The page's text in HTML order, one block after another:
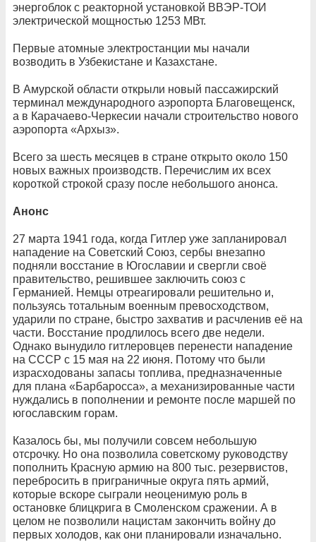
энергоблок с реакторной установкой ВВЭР-ТОИ
электрической мощностью 1253 МВт.
Первые атомные электростанции мы начали
возводить в Узбекистане и Казахстане.
В Амурской области открыли новый пассажирский
терминал международного аэропорта Благовещенск,
а в Карачаево-Черкесии начали строительство нового
аэропорта «Архыз».
Всего за шесть месяцев в стране открыто около 150
новых важных производств. Перечислим их всех
короткой строкой сразу после небольшого анонса.
Анонс
27 марта 1941 года, когда Гитлер уже запланировал
нападение на Советский Союз, сербы внезапно
подняли восстание в Югославии и свергли своё
правительство, решившее заключить союз с
Германией. Немцы отреагировали решительно и,
пользуясь тотальным военным превосходством,
ударили по стране, быстро захватив и расчленив её на
части. Восстание продлилось всего две недели.
Однако вынудило гитлеровцев перенести нападение
на СССР с 15 мая на 22 июня. Потому что были
израсходованы запасы топлива, предназначенные
для плана «Барбаросса», а механизированные части
нуждались в пополнении и ремонте после маршей по
югославским горам.
Казалось бы, мы получили совсем небольшую
отсрочку. Но она позволила советскому руководству
пополнить Красную армию на 800 тыс. резервистов,
перебросить в приграничные округа пять армий,
которые вскоре сыграли неоценимую роль в
остановке блицкрига в Смоленском сражении. А в
целом не позволили нацистам закончить войну до
первых холодов, как они планировали изначально.